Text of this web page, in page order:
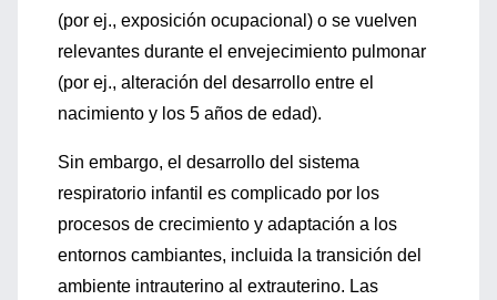
(por ej., exposición ocupacional) o se vuelven
relevantes durante el envejecimiento pulmonar
(por ej., alteración del desarrollo entre el
nacimiento y los 5 años de edad).
Sin embargo, el desarrollo del sistema
respiratorio infantil es complicado por los
procesos de crecimiento y adaptación a los
entornos cambiantes, incluida la transición del
ambiente intrauterino al extrauterino. Las